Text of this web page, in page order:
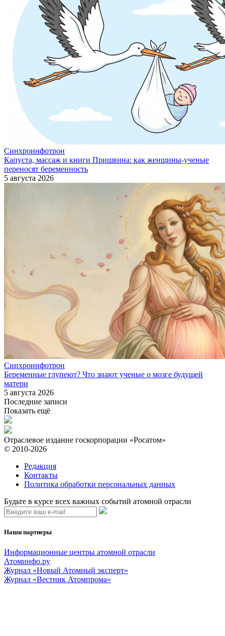
Синхроинфотрон
Капуста, массаж и книги Пришвина: как женщины-ученые
переносят беременность
5 августа 2026
Синхроинфотрон
Беременные глупеют? Что знают ученые о мозге будущей
матери
5 августа 2026
Последние записи
Показать ещё
Отраслевое издание госкорпорации «Росатом»
© 2010-2026
Редакция
Контакты
Политика обработки персональных данных
Будьте в курсе всех важных событий атомной отрасли
Наши партнеры
Информационные центры атомной отрасли
Атоминфо.ру
Журнал «Новый Атомный эксперт»
Журнал «Вестник Атомпрома»